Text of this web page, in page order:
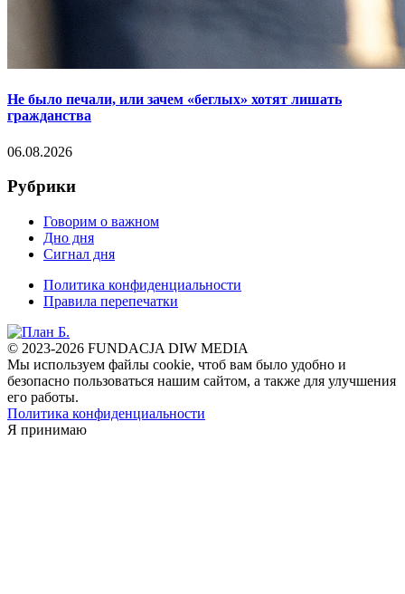
Не было печали, или зачем «беглых» хотят лишать
гражданства
06.08.2026
Рубрики
Говорим о важном
Дно дня
Сигнал дня
Политика конфиденциальности
Правила перепечатки
© 2023-2026 FUNDACJA DIW MEDIA
Мы используем файлы cookie, чтоб вам было удобно и
безопасно пользоваться нашим сайтом, а также для улучшения
его работы.
Политика конфиденциальности
Я принимаю